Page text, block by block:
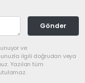
Gönder
ve
ilgili doğrudan veya
Yazılan tüm